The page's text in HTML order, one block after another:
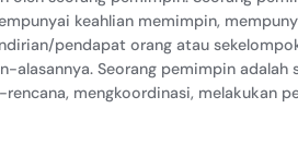
keahlian memimpin,
pendapat orang atau
alasannya. Seorang pemimpin adalah
mengkoordinasi, melakukan